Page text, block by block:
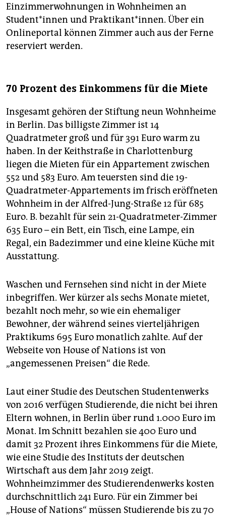
Einzimmerwohnungen in Wohnheimen an
Student*innen und Praktikant*innen. Über ein
Onlineportal können Zimmer auch aus der Ferne
reserviert werden.
70 Prozent des Einkommens für die Miete
Insgesamt gehören der Stiftung neun Wohnheime
in Berlin. Das billigste Zimmer ist 14
Quadratmeter groß und für 391 Euro warm zu
haben. In der Keithstraße in Charlottenburg
liegen die Mieten für ein Appartement zwischen
552 und 583 Euro. Am teuersten sind die 19-
Quadratmeter-Appartements im frisch eröffneten
Wohnheim in der Alfred-Jung-Straße 12 für 685
Euro. B. bezahlt für sein 21-Quadratmeter-Zimmer
635 Euro – ein Bett, ein Tisch, eine Lampe, ein
Regal, ein Badezimmer und eine kleine Küche mit
Ausstattung.
Waschen und Fernsehen sind nicht in der Miete
inbegriffen. Wer kürzer als sechs Monate mietet,
bezahlt noch mehr, so wie ein ehemaliger
Bewohner, der während seines vierteljährigen
Praktikums 695 Euro monatlich zahlte. Auf der
Webseite von House of Nations ist von
„angemessenen Preisen“ die Rede.
Laut einer Studie des Deutschen Studentenwerks
von 2016 verfügen Studierende, die nicht bei ihren
Eltern wohnen, in Berlin über rund 1.000 Euro im
Monat. Im Schnitt bezahlen sie 400 Euro und
damit 32 Prozent ihres Einkommens für die Miete,
wie eine Studie des Instituts der deutschen
Wirtschaft aus dem Jahr 2019 zeigt.
Wohnheimzimmer des Studierendenwerks kosten
durchschnittlich 241 Euro. Für ein Zimmer bei
„House of Nations“ müssen Studierende bis zu 70